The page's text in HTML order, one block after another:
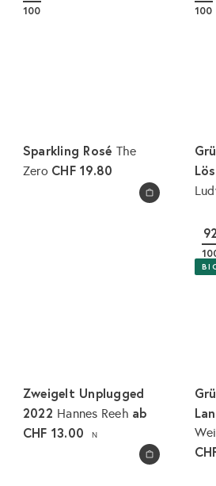
In den Warenkorb legen
100
Sparkling Rosé The
Zero CHF 19.80
100
In den Warenkorb legen
Zweigelt Unplugged
2022 Hannes Reeh ab
CHF 13.00
N
92